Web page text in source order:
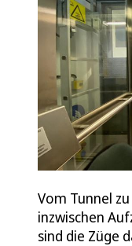
Vom Tunnel
inzwischen
sind die Züge